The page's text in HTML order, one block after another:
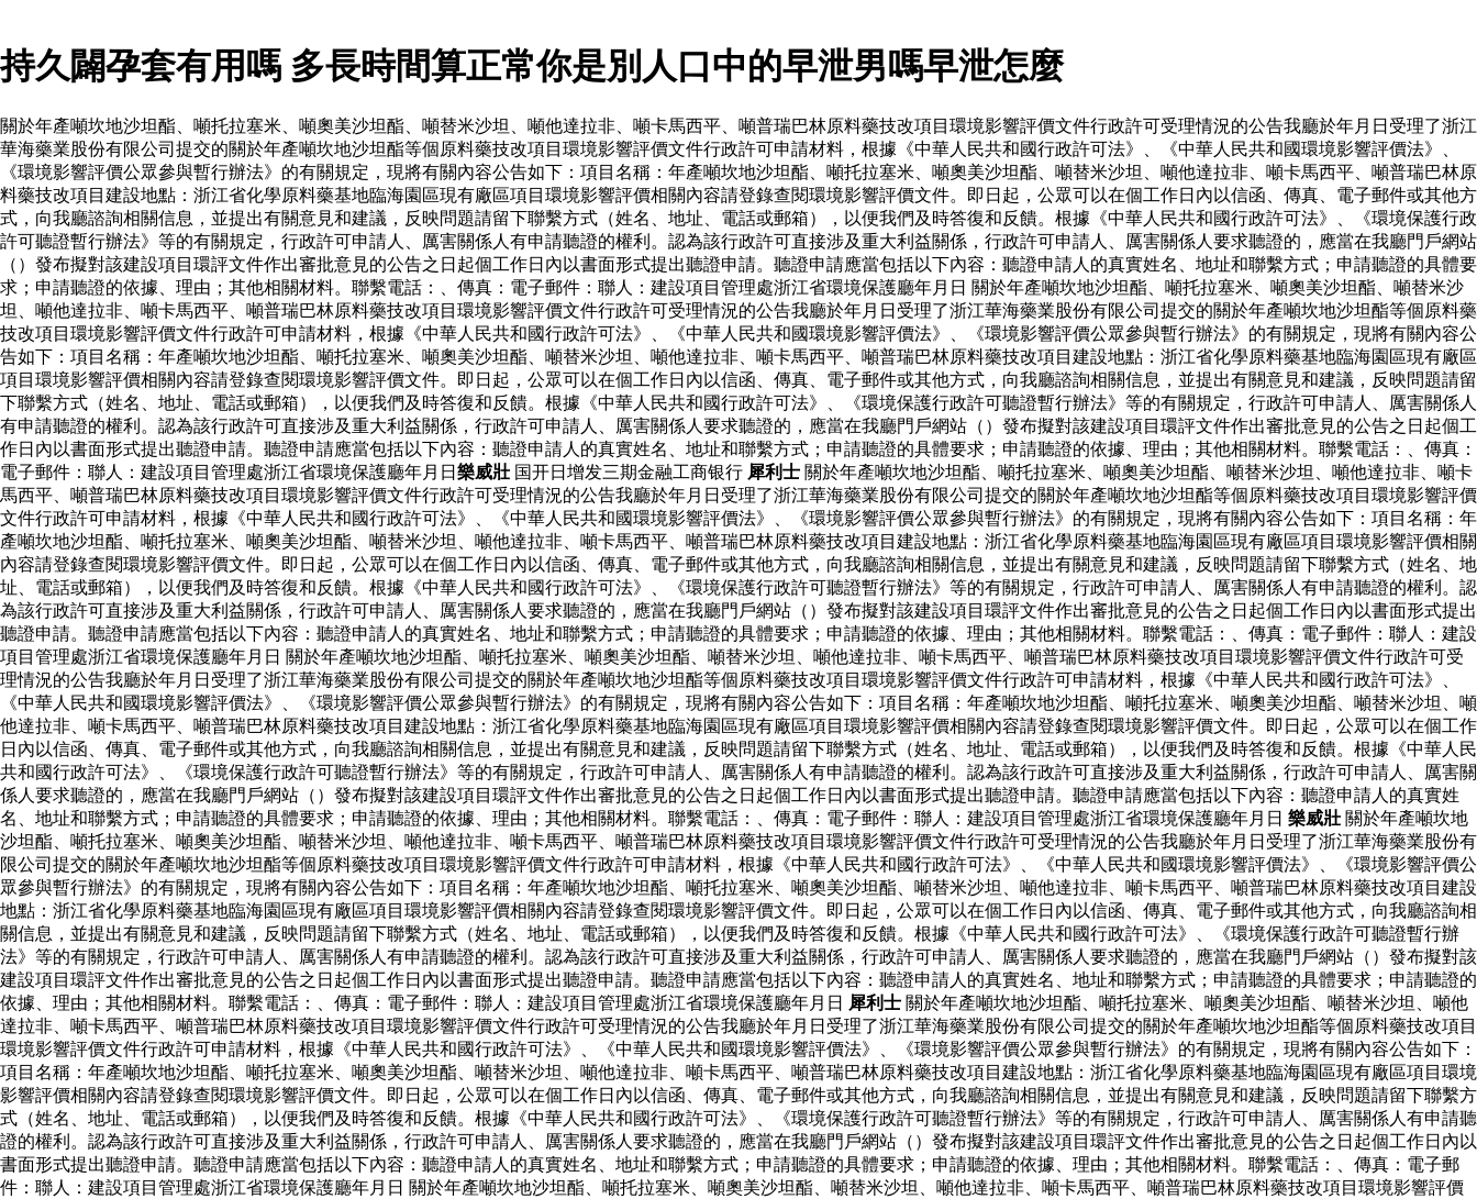
持久闢孕套有用嗎 多長時間算正常你是別人口中的早泄男嗎早泄怎麼
關於年產噸坎地沙坦酯、噸托拉塞米、噸奧美沙坦酯、噸替米沙坦、噸他達拉非、噸卡馬西平、噸普瑞巴林原料藥技改項目環境影響評價文件行政許可受理情況的公告我廳於年月日受理了浙江
華海藥業股份有限公司提交的關於年產噸坎地沙坦酯等個原料藥技改項目環境影響評價文件行政許可申請材料，根據《中華人民共和國行政許可法》、《中華人民共和國環境影響評價法》、
《環境影響評價公眾參與暫行辦法》的有關規定，現將有關內容公告如下：項目名稱：年產噸坎地沙坦酯、噸托拉塞米、噸奧美沙坦酯、噸替米沙坦、噸他達拉非、噸卡馬西平、噸普瑞巴林原
料藥技改項目建設地點：浙江省化學原料藥基地臨海園區現有廠區項目環境影響評價相關內容請登錄查閱環境影響評價文件。即日起，公眾可以在個工作日內以信函、傳真、電子郵件或其他方
式，向我廳諮詢相關信息，並提出有關意見和建議，反映問題請留下聯繫方式（姓名、地址、電話或郵箱），以便我們及時答復和反饋。根據《中華人民共和國行政許可法》、《環境保護行政
許可聽證暫行辦法》等的有關規定，行政許可申請人、厲害關係人有申請聽證的權利。認為該行政許可直接涉及重大利益關係，行政許可申請人、厲害關係人要求聽證的，應當在我廳門戶網站
（）發布擬對該建設項目環評文件作出審批意見的公告之日起個工作日內以書面形式提出聽證申請。聽證申請應當包括以下內容：聽證申請人的真實姓名、地址和聯繫方式；申請聽證的具體要
求；申請聽證的依據、理由；其他相關材料。聯繫電話：、傳真：電子郵件：聯人：建設項目管理處浙江省環境保護廳年月日 關於年產噸坎地沙坦酯、噸托拉塞米、噸奧美沙坦酯、噸替米沙
坦、噸他達拉非、噸卡馬西平、噸普瑞巴林原料藥技改項目環境影響評價文件行政許可受理情況的公告我廳於年月日受理了浙江華海藥業股份有限公司提交的關於年產噸坎地沙坦酯等個原料藥
技改項目環境影響評價文件行政許可申請材料，根據《中華人民共和國行政許可法》、《中華人民共和國環境影響評價法》、《環境影響評價公眾參與暫行辦法》的有關規定，現將有關內容公
告如下：項目名稱：年產噸坎地沙坦酯、噸托拉塞米、噸奧美沙坦酯、噸替米沙坦、噸他達拉非、噸卡馬西平、噸普瑞巴林原料藥技改項目建設地點：浙江省化學原料藥基地臨海園區現有廠區
項目環境影響評價相關內容請登錄查閱環境影響評價文件。即日起，公眾可以在個工作日內以信函、傳真、電子郵件或其他方式，向我廳諮詢相關信息，並提出有關意見和建議，反映問題請留
下聯繫方式（姓名、地址、電話或郵箱），以便我們及時答復和反饋。根據《中華人民共和國行政許可法》、《環境保護行政許可聽證暫行辦法》等的有關規定，行政許可申請人、厲害關係人
有申請聽證的權利。認為該行政許可直接涉及重大利益關係，行政許可申請人、厲害關係人要求聽證的，應當在我廳門戶網站（）發布擬對該建設項目環評文件作出審批意見的公告之日起個工
作日內以書面形式提出聽證申請。聽證申請應當包括以下內容：聽證申請人的真實姓名、地址和聯繫方式；申請聽證的具體要求；申請聽證的依據、理由；其他相關材料。聯繫電話：、傳真：
電子郵件：聯人：建設項目管理處浙江省環境保護廳年月日 樂威壯 国开日增发三期金融工商银行 犀利士 關於年產噸坎地沙坦酯、噸托拉塞米、噸奧美沙坦酯、噸替米沙坦、噸他達拉非、噸卡
馬西平、噸普瑞巴林原料藥技改項目環境影響評價文件行政許可受理情況的公告我廳於年月日受理了浙江華海藥業股份有限公司提交的關於年產噸坎地沙坦酯等個原料藥技改項目環境影響評價
文件行政許可申請材料，根據《中華人民共和國行政許可法》、《中華人民共和國環境影響評價法》、《環境影響評價公眾參與暫行辦法》的有關規定，現將有關內容公告如下：項目名稱：年
產噸坎地沙坦酯、噸托拉塞米、噸奧美沙坦酯、噸替米沙坦、噸他達拉非、噸卡馬西平、噸普瑞巴林原料藥技改項目建設地點：浙江省化學原料藥基地臨海園區現有廠區項目環境影響評價相關
內容請登錄查閱環境影響評價文件。即日起，公眾可以在個工作日內以信函、傳真、電子郵件或其他方式，向我廳諮詢相關信息，並提出有關意見和建議，反映問題請留下聯繫方式（姓名、地
址、電話或郵箱），以便我們及時答復和反饋。根據《中華人民共和國行政許可法》、《環境保護行政許可聽證暫行辦法》等的有關規定，行政許可申請人、厲害關係人有申請聽證的權利。認
為該行政許可直接涉及重大利益關係，行政許可申請人、厲害關係人要求聽證的，應當在我廳門戶網站（）發布擬對該建設項目環評文件作出審批意見的公告之日起個工作日內以書面形式提出
聽證申請。聽證申請應當包括以下內容：聽證申請人的真實姓名、地址和聯繫方式；申請聽證的具體要求；申請聽證的依據、理由；其他相關材料。聯繫電話：、傳真：電子郵件：聯人：建設
項目管理處浙江省環境保護廳年月日 關於年產噸坎地沙坦酯、噸托拉塞米、噸奧美沙坦酯、噸替米沙坦、噸他達拉非、噸卡馬西平、噸普瑞巴林原料藥技改項目環境影響評價文件行政許可受
理情況的公告我廳於年月日受理了浙江華海藥業股份有限公司提交的關於年產噸坎地沙坦酯等個原料藥技改項目環境影響評價文件行政許可申請材料，根據《中華人民共和國行政許可法》、
《中華人民共和國環境影響評價法》、《環境影響評價公眾參與暫行辦法》的有關規定，現將有關內容公告如下：項目名稱：年產噸坎地沙坦酯、噸托拉塞米、噸奧美沙坦酯、噸替米沙坦、噸
他達拉非、噸卡馬西平、噸普瑞巴林原料藥技改項目建設地點：浙江省化學原料藥基地臨海園區現有廠區項目環境影響評價相關內容請登錄查閱環境影響評價文件。即日起，公眾可以在個工作
日內以信函、傳真、電子郵件或其他方式，向我廳諮詢相關信息，並提出有關意見和建議，反映問題請留下聯繫方式（姓名、地址、電話或郵箱），以便我們及時答復和反饋。根據《中華人民
共和國行政許可法》、《環境保護行政許可聽證暫行辦法》等的有關規定，行政許可申請人、厲害關係人有申請聽證的權利。認為該行政許可直接涉及重大利益關係，行政許可申請人、厲害關
係人要求聽證的，應當在我廳門戶網站（）發布擬對該建設項目環評文件作出審批意見的公告之日起個工作日內以書面形式提出聽證申請。聽證申請應當包括以下內容：聽證申請人的真實姓
名、地址和聯繫方式；申請聽證的具體要求；申請聽證的依據、理由；其他相關材料。聯繫電話：、傳真：電子郵件：聯人：建設項目管理處浙江省環境保護廳年月日 樂威壯 關於年產噸坎地
沙坦酯、噸托拉塞米、噸奧美沙坦酯、噸替米沙坦、噸他達拉非、噸卡馬西平、噸普瑞巴林原料藥技改項目環境影響評價文件行政許可受理情況的公告我廳於年月日受理了浙江華海藥業股份有
限公司提交的關於年產噸坎地沙坦酯等個原料藥技改項目環境影響評價文件行政許可申請材料，根據《中華人民共和國行政許可法》、《中華人民共和國環境影響評價法》、《環境影響評價公
眾參與暫行辦法》的有關規定，現將有關內容公告如下：項目名稱：年產噸坎地沙坦酯、噸托拉塞米、噸奧美沙坦酯、噸替米沙坦、噸他達拉非、噸卡馬西平、噸普瑞巴林原料藥技改項目建設
地點：浙江省化學原料藥基地臨海園區現有廠區項目環境影響評價相關內容請登錄查閱環境影響評價文件。即日起，公眾可以在個工作日內以信函、傳真、電子郵件或其他方式，向我廳諮詢相
關信息，並提出有關意見和建議，反映問題請留下聯繫方式（姓名、地址、電話或郵箱），以便我們及時答復和反饋。根據《中華人民共和國行政許可法》、《環境保護行政許可聽證暫行辦
法》等的有關規定，行政許可申請人、厲害關係人有申請聽證的權利。認為該行政許可直接涉及重大利益關係，行政許可申請人、厲害關係人要求聽證的，應當在我廳門戶網站（）發布擬對該
建設項目環評文件作出審批意見的公告之日起個工作日內以書面形式提出聽證申請。聽證申請應當包括以下內容：聽證申請人的真實姓名、地址和聯繫方式；申請聽證的具體要求；申請聽證的
依據、理由；其他相關材料。聯繫電話：、傳真：電子郵件：聯人：建設項目管理處浙江省環境保護廳年月日 犀利士 關於年產噸坎地沙坦酯、噸托拉塞米、噸奧美沙坦酯、噸替米沙坦、噸他
達拉非、噸卡馬西平、噸普瑞巴林原料藥技改項目環境影響評價文件行政許可受理情況的公告我廳於年月日受理了浙江華海藥業股份有限公司提交的關於年產噸坎地沙坦酯等個原料藥技改項目
環境影響評價文件行政許可申請材料，根據《中華人民共和國行政許可法》、《中華人民共和國環境影響評價法》、《環境影響評價公眾參與暫行辦法》的有關規定，現將有關內容公告如下：
項目名稱：年產噸坎地沙坦酯、噸托拉塞米、噸奧美沙坦酯、噸替米沙坦、噸他達拉非、噸卡馬西平、噸普瑞巴林原料藥技改項目建設地點：浙江省化學原料藥基地臨海園區現有廠區項目環境
影響評價相關內容請登錄查閱環境影響評價文件。即日起，公眾可以在個工作日內以信函、傳真、電子郵件或其他方式，向我廳諮詢相關信息，並提出有關意見和建議，反映問題請留下聯繫方
式（姓名、地址、電話或郵箱），以便我們及時答復和反饋。根據《中華人民共和國行政許可法》、《環境保護行政許可聽證暫行辦法》等的有關規定，行政許可申請人、厲害關係人有申請聽
證的權利。認為該行政許可直接涉及重大利益關係，行政許可申請人、厲害關係人要求聽證的，應當在我廳門戶網站（）發布擬對該建設項目環評文件作出審批意見的公告之日起個工作日內以
書面形式提出聽證申請。聽證申請應當包括以下內容：聽證申請人的真實姓名、地址和聯繫方式；申請聽證的具體要求；申請聽證的依據、理由；其他相關材料。聯繫電話：、傳真：電子郵
件：聯人：建設項目管理處浙江省環境保護廳年月日 關於年產噸坎地沙坦酯、噸托拉塞米、噸奧美沙坦酯、噸替米沙坦、噸他達拉非、噸卡馬西平、噸普瑞巴林原料藥技改項目環境影響評價